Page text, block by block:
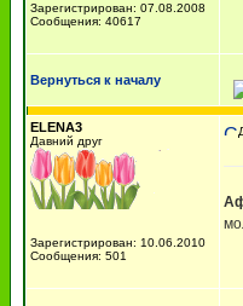
Зарегистрирован: 07.08.2008
Сообщения: 40617
Вернуться к началу
ELENA3
Давний друг
Зарегистрирован: 10.06.2010
Сообщения: 501